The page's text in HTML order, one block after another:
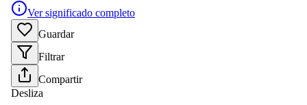
Ver significado completo
Guardar
Filtrar
Compartir
Desliza